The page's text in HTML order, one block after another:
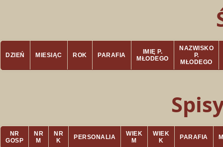
DZIEŃ MIESIĄC ROK PARAFIA
IMIĘ P.
MŁODEGO
NAZWISKO
P.
MŁODEGO
NR
GOSP
NR
M
NR
K
PERSONALIA
WIEK
M
WIEK
K
PARAFIA